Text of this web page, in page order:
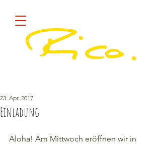
quick
Einladung
23. Apr. 2017
Aloha! Am Mittwoch eröffnen wir in